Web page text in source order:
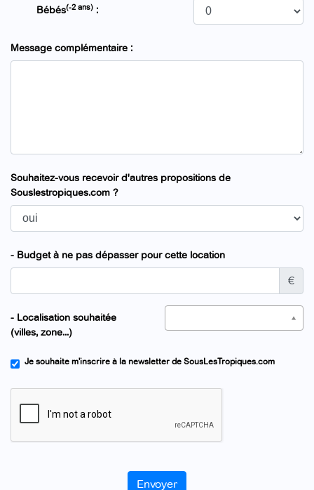
Bébés(-2 ans) :
Message complémentaire :
Souhaitez-vous recevoir d'autres propositions de
Souslestropiques.com ?
- Budget à ne pas dépasser pour cette location
€
- Localisation souhaitée
(villes, zone...)
Je souhaite m'inscrire à la newsletter de SousLesTropiques.com